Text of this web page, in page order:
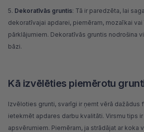
Dekoratīvās gruntis: Tā ir paredzēta, lai
dekoratīvajai apdarei, piemēram, mozaīkai
pārklājumiem. Dekoratīvās gruntis nodrošina
bāzi.
Kā izvēlēties piemērotu
Izvēloties grunti, svarīgi ir ņemt vērā dažādus
ietekmēt apdares darbu kvalitāti. Virsmu tips
apsvērumiem. Piemēram, ja strādājat ar koka